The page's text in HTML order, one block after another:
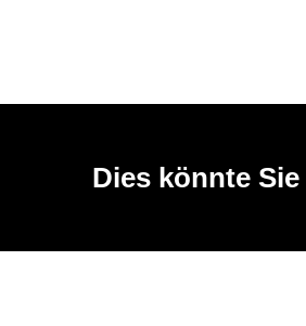
Dies könnte